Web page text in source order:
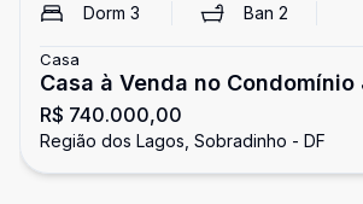
Dorm 3 Ban2
Casa
Casa à Venda no
Europa II | 400 m², 4 Quartos e
Mirante
R$ 740.000,00
Região dos Lagos, Sobradinho - DF